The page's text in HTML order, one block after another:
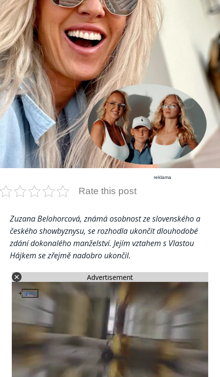
reklama
Rate this post
Zuzana Belohorcová, známá osobnost ze slovenského a
českého showbyznysu, se rozhodla ukončit dlouhodobé
zdání dokonalého manželství. Jejím vztahem s Vlastou
Hájkem se zřejmě nadobro ukončil.
Advertisement